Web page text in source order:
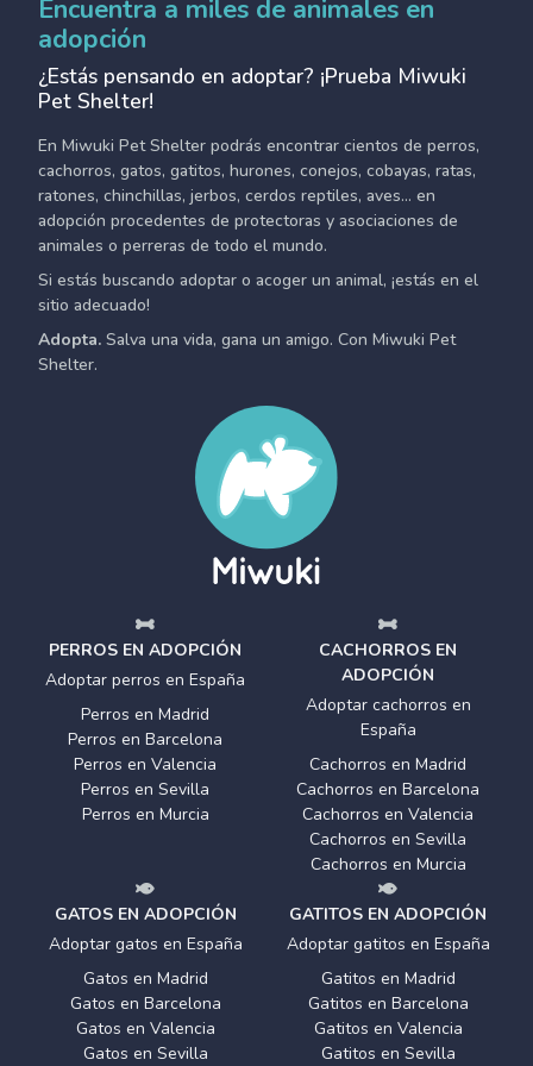
Encuentra a miles de animales en
adopción
¿Estás pensando en adoptar? ¡Prueba Miwuki
Pet Shelter!
En Miwuki Pet Shelter podrás encontrar cientos de perros,
cachorros, gatos, gatitos, hurones, conejos, cobayas, ratas,
ratones, chinchillas, jerbos, cerdos reptiles, aves... en
adopción procedentes de protectoras y asociaciones de
animales o perreras de todo el mundo.
Si estás buscando adoptar o acoger un animal, ¡estás en el
sitio adecuado!
Adopta. Salva una vida, gana un amigo. Con Miwuki Pet
Shelter.
PERROS EN ADOPCIÓN
Adoptar perros en España
Perros en Madrid
Perros en Barcelona
Perros en Valencia
Perros en Sevilla
Perros en Murcia
CACHORROS EN
ADOPCIÓN
Adoptar cachorros en
España
Cachorros en Madrid
Cachorros en Barcelona
Cachorros en Valencia
Cachorros en Sevilla
Cachorros en Murcia
GATOS EN ADOPCIÓN
Adoptar gatos en España
Gatos en Madrid
Gatos en Barcelona
Gatos en Valencia
Gatos en Sevilla
GATITOS EN ADOPCIÓN
Adoptar gatitos en España
Gatitos en Madrid
Gatitos en Barcelona
Gatitos en Valencia
Gatitos en Sevilla